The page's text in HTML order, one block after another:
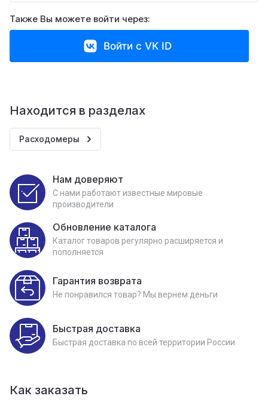
Также Вы можете войти через:
Войти с VK ID
Находится в разделах
Расходомеры
Нам доверяют
С нами работают известные мировые
производители
Обновление каталога
Каталог товаров регулярно расширяется и
пополняется
Гарантия возврата
Не понравился товар? Мы вернем деньги
Быстрая доставка
Быстрая доставка по всей территории России
Как заказать